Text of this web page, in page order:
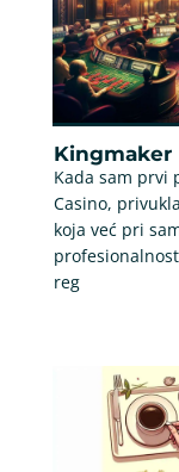
Kingmaker
Kada sam prvi
Casino,
koja već pri
reg